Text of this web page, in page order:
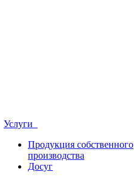
Услуги
Продукция собственного
производства
Досуг